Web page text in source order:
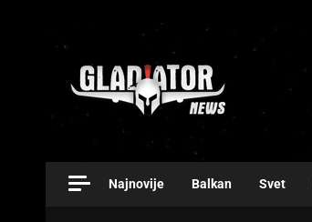
Najnovije Balkan Svet